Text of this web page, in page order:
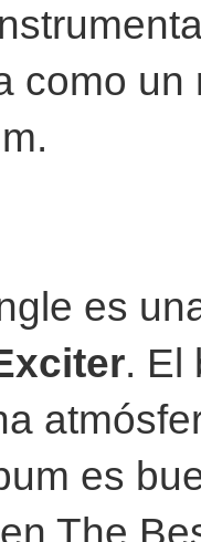
como
es
. El
es
The